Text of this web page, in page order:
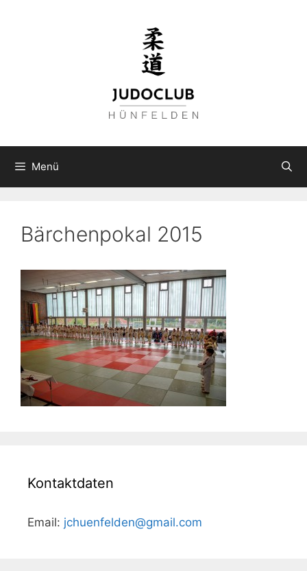
Menü
Bärchenpokal 2015
Kontaktdaten
Email: jchuenfelden@gmail.com